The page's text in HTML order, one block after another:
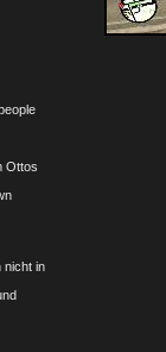
Ottos
nicht in